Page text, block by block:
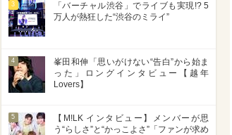
3
「バーチャル渋谷」でライブも実現!? 5
万人が熱狂した“渋谷のミライ”
4
峯田和伸「思いがけない“告白”から始ま
った」ロングインタビュー【越年
Lovers】
5
【M!LK インタビュー】メンバーが思
う“らしさ”と“かっこよさ”「ファンが求め